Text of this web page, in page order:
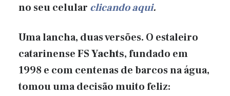
no seu celular clicando aqui.
Uma lancha, duas versões. O estaleiro
catarinenseFS Yachts, fundado em
1998 e com centenas de barcos na água,
tomou uma decisão muito feliz: